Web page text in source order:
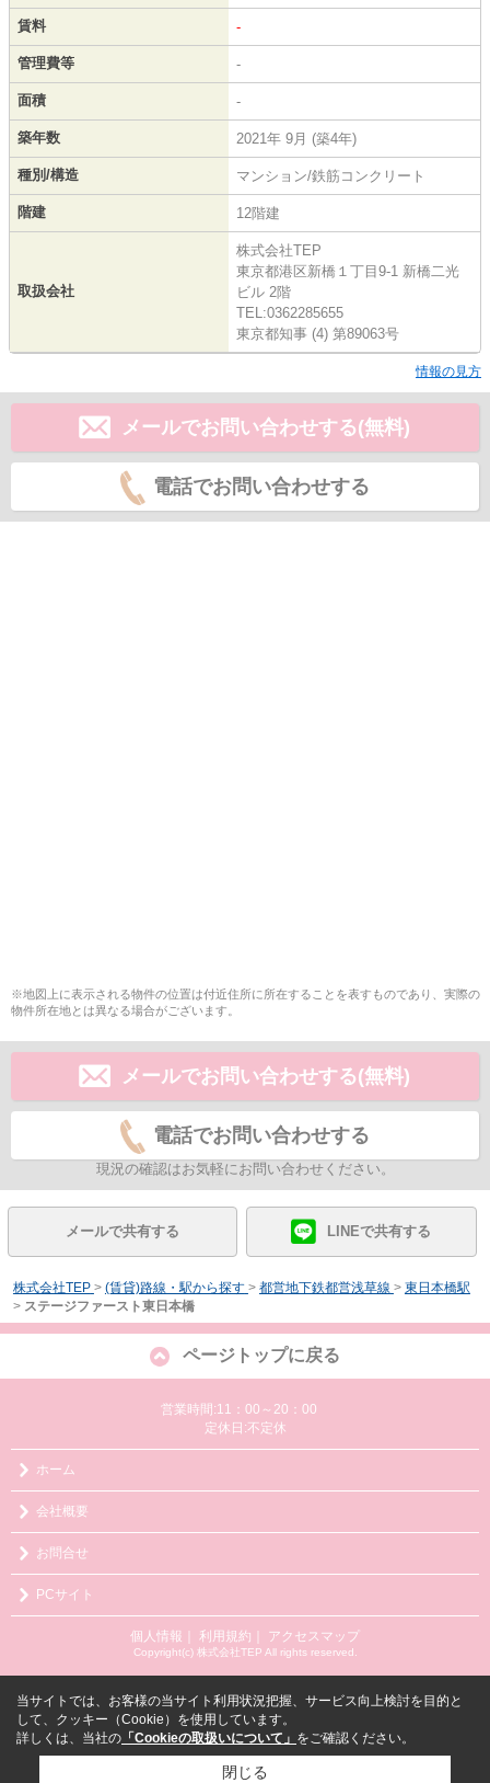
賃料 -
管理費等 -
面積 -
築年数 2021年 9月 (築4年)
種別/構造 マンション/鉄筋コンクリート
階建 12階建
取扱会社
株式会社TEP
東京都港区新橋１丁目9-1 新橋二光
ビル 2階
TEL:0362285655
東京都知事 (4) 第89063号
情報の見方
メールでお問い合わせする(無料)
電話でお問い合わせする
※地図上に表示される物件の位置は付近住所に所在することを表すものであり、実際の
物件所在地とは異なる場合がございます。
メールでお問い合わせする(無料)
電話でお問い合わせする
現況の確認はお気軽にお問い合わせください。
メールで共有する LINEで共有する
株式会社TEP > (賃貸)路線・駅から探す > 都営地下鉄都営浅草線 > 東日本橋駅
> ステージファースト東日本橋
ページトップに戻る
営業時間:11：00～20：00
定休日:不定休
ホーム
会社概要
お問合せ
PCサイト
個人情報 利用規約 アクセスマップ
Copyright(c) 株式会社TEP All rights reserved.
当サイトでは、お客様の当サイト利用状況把握、サービス向上検討を目的と
して、クッキー（Cookie）を使用しています。
詳しくは、当社の 「Cookieの取扱いについて」 をご確認ください。
閉じる